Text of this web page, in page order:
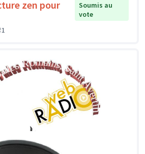
zen pour
Soumis au
vote
1